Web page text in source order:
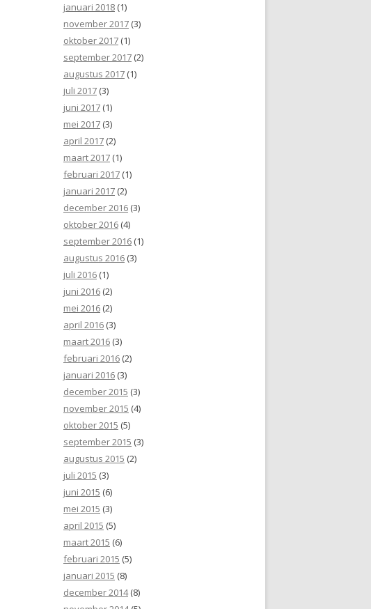
januari 2018 (1)
november 2017 (3)
oktober 2017 (1)
september 2017 (2)
augustus 2017 (1)
juli 2017 (3)
juni 2017 (1)
mei 2017 (3)
april 2017 (2)
maart 2017 (1)
februari 2017 (1)
januari 2017 (2)
december 2016 (3)
oktober 2016 (4)
september 2016 (1)
augustus 2016 (3)
juli 2016 (1)
juni 2016 (2)
mei 2016 (2)
april 2016 (3)
maart 2016 (3)
februari 2016 (2)
januari 2016 (3)
december 2015 (3)
november 2015 (4)
oktober 2015 (5)
september 2015 (3)
augustus 2015 (2)
juli 2015 (3)
juni 2015 (6)
mei 2015 (3)
april 2015 (5)
maart 2015 (6)
februari 2015 (5)
januari 2015 (8)
december 2014(8)